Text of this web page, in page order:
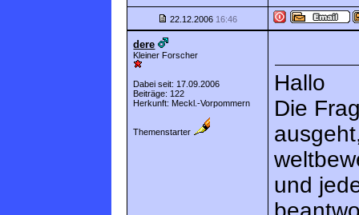
22.12.2006 16:46
dere
Kleiner Forscher
Dabei seit: 17.09.2006
Beiträge: 122
Herkunft: Meckl.-Vorpommern
Themenstarter
Hallo
Die
und